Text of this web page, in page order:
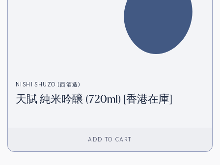
NISHI SHUZO (西酒造)
天賦 純米吟醸 (720ml) [香港在庫]
ADD TO CART